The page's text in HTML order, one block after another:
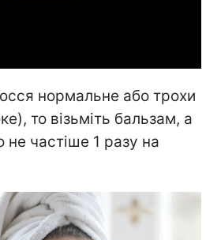
нормальне або трохи
то візьміть бальзам, а
частіше 1 разу на